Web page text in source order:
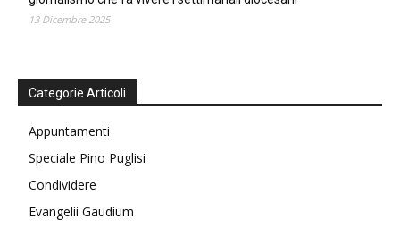
13 Dicembre 2025
Categorie Articoli
Appuntamenti
Speciale Pino Puglisi
Condividere
Evangelii Gaudium